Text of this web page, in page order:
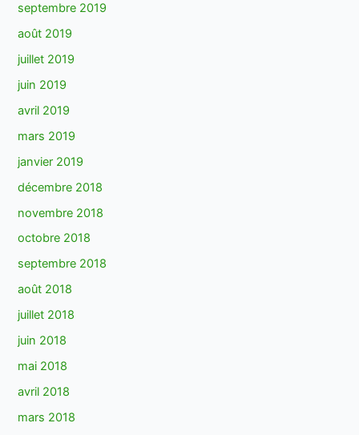
septembre 2019
août 2019
juillet 2019
juin 2019
avril 2019
mars 2019
janvier 2019
décembre 2018
novembre 2018
octobre 2018
septembre 2018
août 2018
juillet 2018
juin 2018
mai 2018
avril 2018
mars 2018